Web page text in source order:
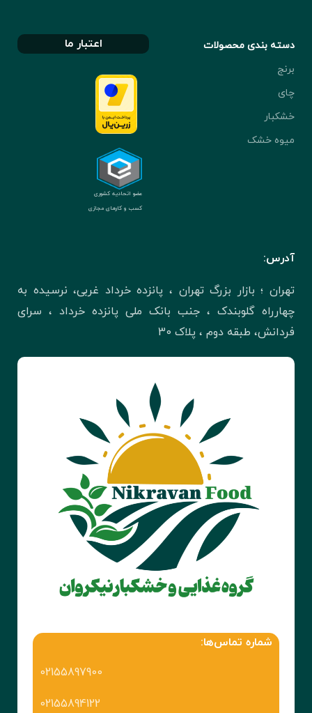
دسته بندی محصولات
برنج
چای
خشکبار
میوه خشک
اعتبار ما
عضو اتحادیه کشوری
کسب و کارهای مجازی
آدرس:
تهران ؛ بازار بزرگ تهران ، پانزده خرداد غربی، نرسیده به
چهارراه گلوبندک ، جنب بانک ملی پانزده خرداد ، سرای
فردانش، طبقه دوم ، پلاک 30
شماره تماس‌ها:
02155897900
02155894122